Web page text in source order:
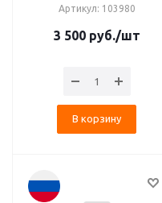
Артикул: 103980
3 500руб./шт
В корзину